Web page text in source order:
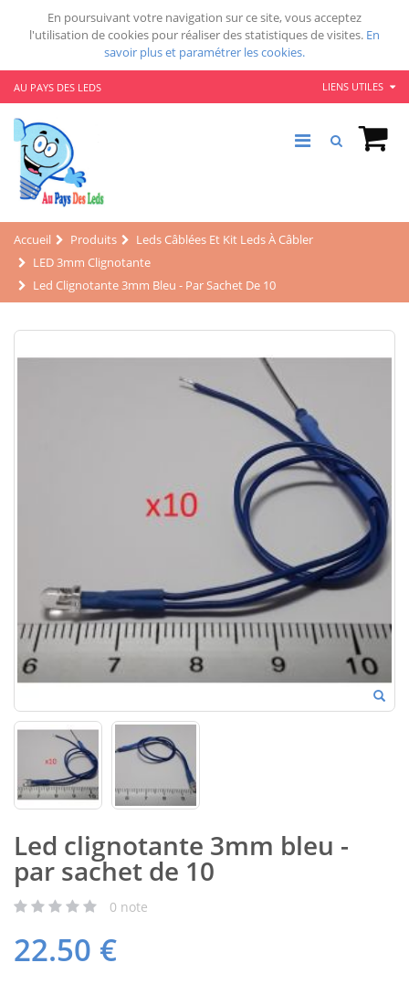
En poursuivant votre navigation sur ce site, vous acceptez
l'utilisation de cookies pour réaliser des statistiques de visites. En
savoir plus et paramétrer les cookies.
AU PAYS DES LEDS LIENS UTILES
Accueil Produits
Leds Câblées Et Kit Leds À Câbler
LED 3mm Clignotante
Led Clignotante 3mm Bleu - Par Sachet De 10
Led clignotante 3mm bleu -
par sachet de 10
0 note
22.50 €